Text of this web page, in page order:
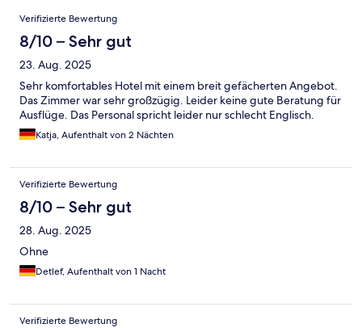
Bewertungen
Verifizierte Bewertung
8/10 – Sehr gut
23. Aug. 2025
Sehr komfortables Hotel mit einem breit gefächerten Angebot.
Das Zimmer war sehr großzügig. Leider keine gute Beratung für
Ausflüge. Das Personal spricht leider nur schlecht Englisch.
Katja, Aufenthalt von 2 Nächten
Verifizierte Bewertung
8/10 – Sehr gut
28. Aug. 2025
Ohne
Detlef, Aufenthalt von 1 Nacht
Verifizierte Bewertung